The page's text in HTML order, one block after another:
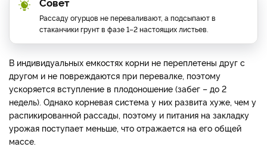
Рассаду огурцов не переваливают, а подсыпают в
стаканчики грунт в фазе 1–2 настоящих листьев.
В индивидуальных емкостях корни не переплетены друг с
другом и не повреждаются при перевалке, поэтому
ускоряется вступление в плодоношение (забег – до 2
недель). Однако корневая система у них развита хуже, чем у
распикированной рассады, поэтому и питания на закладку
урожая поступает меньше, что отражается на его общей
массе.